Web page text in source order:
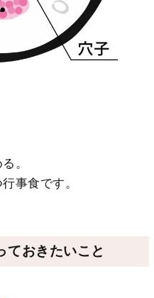
。
事食です。
ておきたいこと